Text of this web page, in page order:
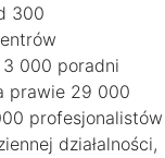
300
000 poradni
prawie 29 000
profesjonalistów
działalności,